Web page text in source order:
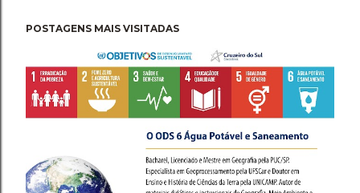
POSTAGENS MAIS VISITADAS